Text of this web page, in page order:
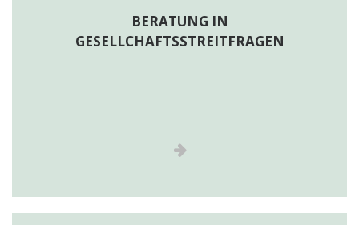
BERATUNG IN
GESELLCHAFTSSTREITFRAGEN